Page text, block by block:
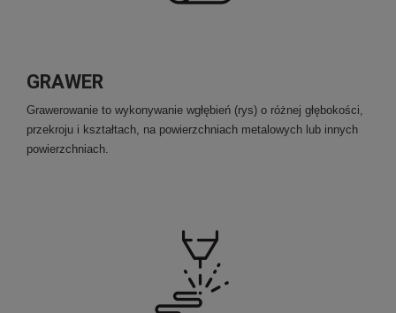
GRAWER
Grawerowanie to wykonywanie wgłębień (rys) o różnej głębokości,
przekroju i kształtach, na powierzchniach metalowych lub innych
powierzchniach.